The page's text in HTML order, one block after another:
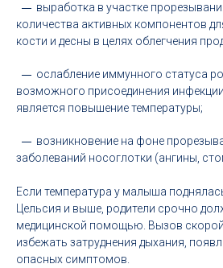
выработка в участке
количества активных компонентов
кости и десны в целях облегчения
ослабление иммунного статуса
возможного присоединения
является повышение температуры;
возникновение на фоне
заболеваний носоглотки (ангины,
Если температура у малыша
Цельсия и выше, родители срочно
медицинской помощью. Вызов
избежать затруднения дыхания,
опасных симптомов.